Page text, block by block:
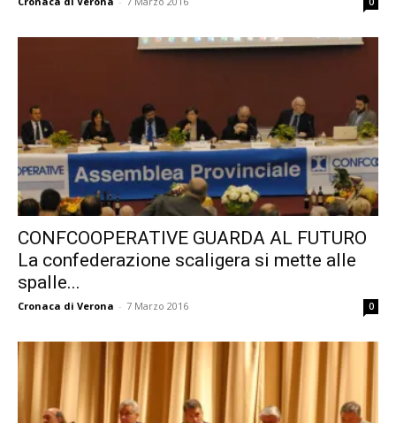
CONFCOOPERATIVE GUARDA AL FUTURO
La confederazione scaligera si mette alle
spalle...
Cronaca di Verona - 7 Marzo 2016 0